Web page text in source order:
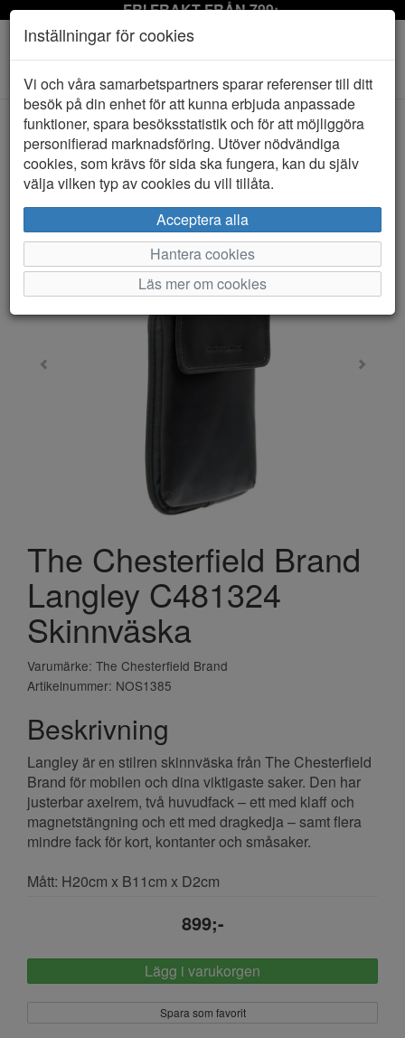
FRI FRAKT FRÅN 799:-
Toggle
navigation
HEM THE CHESTERFIELD BRAND
The Chesterfield Brand
Langley C481324
Skinnväska
Varumärke: The Chesterfield Brand
Artikelnummer: NOS1385
Beskrivning
Langley är en stilren skinnväska från The Chesterfield
Brand för mobilen och dina viktigaste saker. Den har
justerbar axelrem, två huvudfack – ett med klaff och
magnetstängning och ett med dragkedja – samt flera
mindre fack för kort, kontanter och småsaker.
Mått: H20cm x B11cm x D2cm
899;-
Lägg i varukorgen
Spara som favorit
Inställningar för cookies
Vi och våra samarbetspartners sparar referenser till ditt
besök på din enhet för att kunna erbjuda anpassade
funktioner, spara besöksstatistik och för att möjliggöra
personifierad marknadsföring. Utöver nödvändiga
cookies, som krävs för sida ska fungera, kan du själv
välja vilken typ av cookies du vill tillåta.
Acceptera alla
Hantera cookies
Läs mer om cookies